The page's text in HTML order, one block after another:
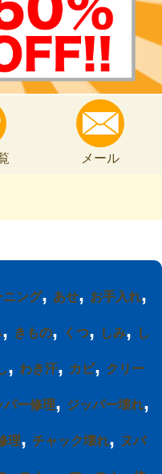
メール
ング, あせ, お手入れ,
, きもの, くつ, しみ, し
, わき汗, カビ, クリー
パー修理, ジッパー壊れ,
理, チャック壊れ, ヌバ